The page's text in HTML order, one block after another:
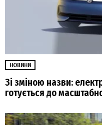
НОВИНИ
Зі зміною назви:
готується до